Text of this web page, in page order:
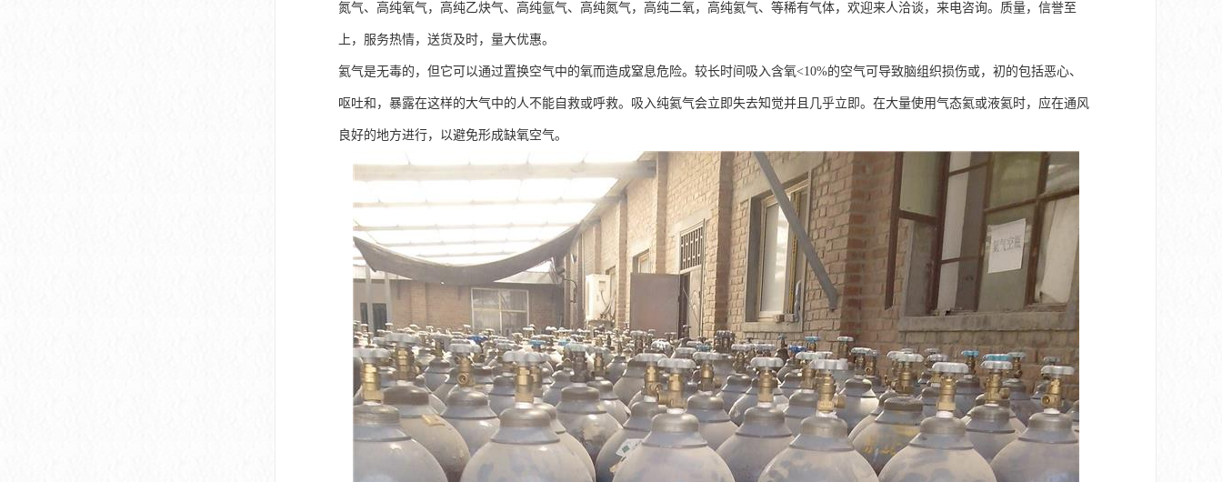
氮气、高纯氧气，高纯乙炔气、高纯氩气、高纯氮气，高纯二氧，高纯氦气、等稀有气体，欢迎来人洽谈，来电咨询。质量，信誉至
上，服务热情，送货及时，量大优惠。
氦气是无毒的，但它可以通过置换空气中的氧而造成窒息危险。较长时间吸入含氧<10%的空气可导致脑组织损伤或，初的包括恶心、
呕吐和，暴露在这样的大气中的人不能自救或呼救。吸入纯氦气会立即失去知觉并且几乎立即。在大量使用气态氦或液氦时，应在通风
良好的地方进行，以避免形成缺氧空气。